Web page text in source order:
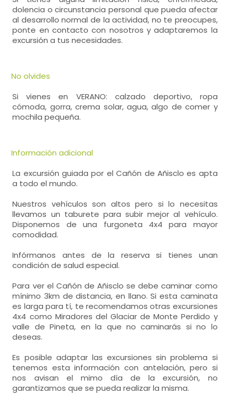
dolencia o circunstancia personal que pueda afectar
al desarrollo normal de la actividad, no te preocupes,
ponte en contacto con nosotros y adaptaremos la
excursión a tus necesidades.
No olvides
Si vienes en VERANO: calzado deportivo, ropa
cómoda, gorra, crema solar, agua, algo de comer y
mochila pequeña.
Información adicional
La excursión guiada por el Cañón de Añisclo es apta
a todo el mundo.
Nuestros vehículos son altos pero si lo necesitas
llevamos un taburete para subir mejor al vehículo.
Disponemos de una furgoneta 4x4 para mayor
comodidad.
Infórmanos antes de la reserva si tienes unan
condición de salud especial.
Para ver el Cañón de Añisclo se debe caminar como
mínimo 3km de distancia, en llano. Si esta caminata
es larga para tí, te recomendamos otras excursiones
4x4 como Miradores del Glaciar de Monte Perdido y
valle de Pineta, en la que no caminarás si no lo
deseas.
Es posible adaptar las excursiones sin problema si
tenemos esta información con antelación, pero si
nos avisan el mimo día de la excursión, no
garantizamos que se pueda realizar la misma.